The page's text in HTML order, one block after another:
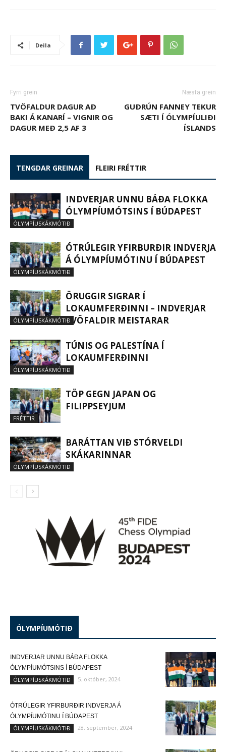
Deila
Fyrri grein
TVÖFALDUR DAGUR AÐ
BAKI Á KANARÍ – VIGNIR OG
DAGUR MEÐ 2,5 AF 3
Næsta grein
GUÐRÚN FANNEY TEKUR
SÆTI Í ÓLYMPÍULIÐI
ÍSLANDS
TENGDAR GREINAR FLEIRI FRÉTTIR
ÓLYMPÍUSKÁKMÓTIÐ
INDVERJAR UNNU BÁÐA FLOKKA
ÓLYMPÍUMÓTSINS Í BÚDAPEST
ÓLYMPÍUSKÁKMÓTIÐ
ÓTRÚLEGIR YFIRBURÐIR INDVERJA
Á ÓLYMPÍUMÓTINU Í BÚDAPEST
ÓLYMPÍUSKÁKMÓTIÐ
ÖRUGGIR SIGRAR Í
LOKAUMFERÐINNI – INDVERJAR
TVÖFALDIR MEISTARAR
ÓLYMPÍUSKÁKMÓTIÐ
TÚNIS OG PALESTÍNA Í
LOKAUMFERÐINNI
FRÉTTIR
TÖP GEGN JAPAN OG
FILIPPSEYJUM
ÓLYMPÍUSKÁKMÓTIÐ
BARÁTTAN VIÐ STÓRVELDI
SKÁKARINNAR
ÓLYMPÍUMÓTIÐ
INDVERJAR UNNU BÁÐA FLOKKA
ÓLYMPÍUMÓTSINS Í BÚDAPEST
ÓLYMPÍUSKÁKMÓTIÐ 5. október, 2024
ÓTRÚLEGIR YFIRBURÐIR INDVERJA Á
ÓLYMPÍUMÓTINU Í BÚDAPEST
ÓLYMPÍUSKÁKMÓTIÐ 28. september, 2024